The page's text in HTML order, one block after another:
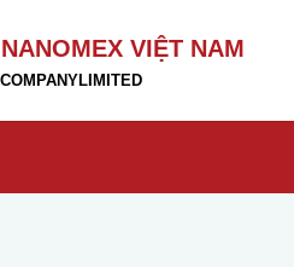
VIỆT NAM
LIMITED